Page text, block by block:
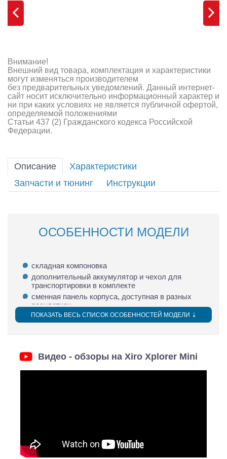
Конструкторы
Зарядные устройства и блоки питания
Двигатели
Технические жидкости
Оптовая продажа запчастей для моделей
Внимание!
Внешний вид товара, комплектация и характеристики
могут изменяться производителем
без предварительных уведомлений. Данный интернет-
сайт носит исключительно информационный характер и
ни при каких условиях не является публичной офертой,
определяемой положениями
Статьи 437 (2) Гражданского кодекса Российской
Федерации.
Описание
Характеристики
Запчасти и тюнинг
Инструкции
ОСОБЕННОСТИ МОДЕЛИ
складная компоновка
дополнительный аккумулятор и чехол для
транспортировки в комплекте
сменная панель корпуса, доступная в разных
расцветках
двойная система позиционирования GPS /
ГЛОНАСС
ультразвукового и оптического сенсоров
ПОКАЗАТЬ ВЕСЬ СПИСОК ОСОБЕННОСТЕЙ МОДЕЛИ ⇣
Видео - обзоры на Xiro Xplorer Mini